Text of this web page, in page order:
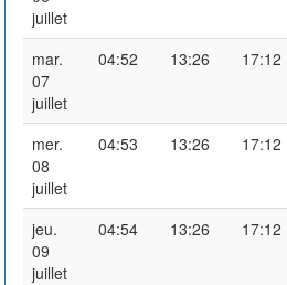
juillet
mar.
07
juillet
04:52 13:26 17:12
mer.
08
juillet
04:53 13:26 17:12
jeu.
09
juillet
04:54 13:26 17:12